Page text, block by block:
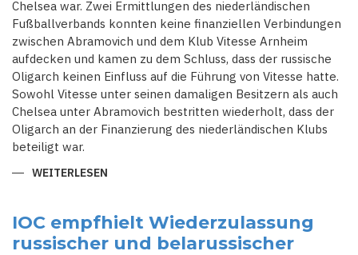
Chelsea war. Zwei Ermittlungen des niederländischen
Fußballverbands konnten keine finanziellen Verbindungen
zwischen Abramovich und dem Klub Vitesse Arnheim
aufdecken und kamen zu dem Schluss, dass der russische
Oligarch keinen Einfluss auf die Führung von Vitesse hatte.
Sowohl Vitesse unter seinen damaligen Besitzern als auch
Chelsea unter Abramovich bestritten wiederholt, dass der
Oligarch an der Finanzierung des niederländischen Klubs
beteiligt war.
WEITERLESEN
FINANZIERTE
HEIMLICH
NIEDERLÄNDISCHEN
FUSSBALLVEREIN V
IOC empfhielt Wiederzulassung
russischer und belarussischer